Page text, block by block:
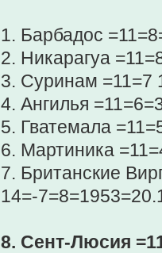
1. Барбадос
2. Никарагуа
3. Суринам =11=7
4. Ангилья
5. Гватемала
6. Мартиника
7. Британские
14=-
8. Сент-Люсия